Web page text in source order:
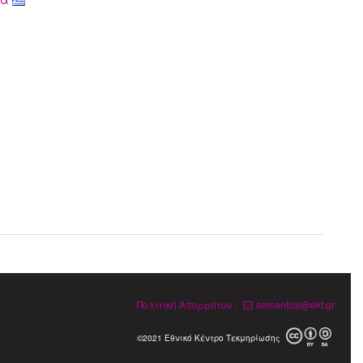
Πολιτική Απορρήτου semantics@ekt.gr
©2021 Εθνικό Κέντρο Τεκμηρίωσης